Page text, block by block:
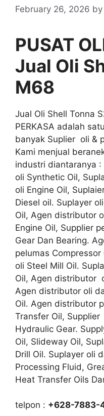
February 26, 2026 by
PUSAT
Jual Oli
M68
Jual Oli Shell Tonna
PERKASA adalah
banyak Suplier oli &
Kami menjual
industri diantaranya :
oli Synthetic Oil,
oli Engine Oil,
Diesel oil. Suplayer
Oil, Agen distributor
Engine Oil, Supplier
Gear Dan Bearing.
pelumas
oli Steel Mill Oil.
Oil, Agen distributor
Agen distributor oli
Oil. Agen distributor
Transfer Oil,
Hydraulic Gear.
Oil, Slideway Oil,
Drill Oil. Suplayer oli
Processing Fluid,
Heat Transfer Oils
telpon : +628-7883-